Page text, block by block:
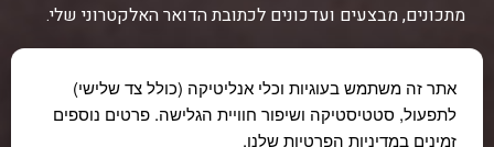
מתכונים, מבצעים ועדכונים לכתובת הדואר האלקטרוני שלי.
אתר זה משתמש בעוגיות וכלי אנליטיקה (כולל צד שלישי)
לתפעול, סטטיסטיקה ושיפור חוויית הגלישה. פרטים נוספים
זמינים במדיניות הפרטיות שלנו.